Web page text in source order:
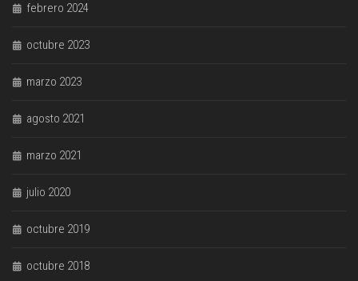
febrero 2024
octubre 2023
marzo 2023
agosto 2021
marzo 2021
julio 2020
octubre 2019
octubre 2018